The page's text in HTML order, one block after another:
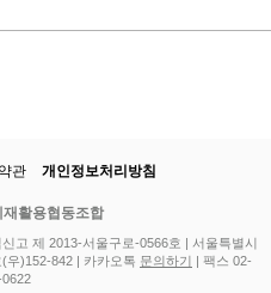
관 개인정보처리방침
활용협동조합
고 제 2013-서울구로-0566호 | 서울특별시
우)152-842 | 카카오톡 문의하기 | 팩스 02-